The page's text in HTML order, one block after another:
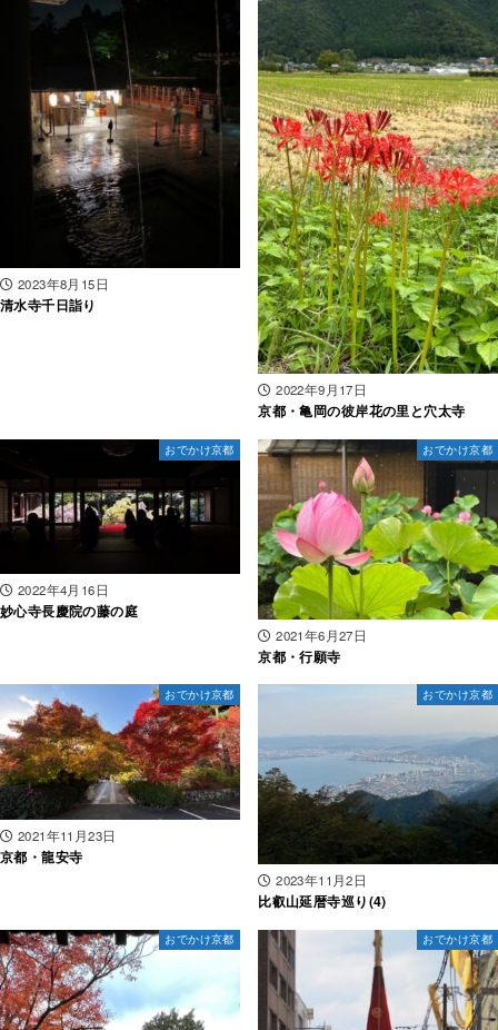
2023年8月15日
清水寺千日詣り
2022年9月17日
京都・亀岡の彼岸花の里と穴太寺
おでかけ京都
2022年4月16日
妙心寺長慶院の藤の庭
おでかけ京都
2021年6月27日
京都・行願寺
おでかけ京都
2021年11月23日
京都・龍安寺
おでかけ京都
2023年11月2日
比叡山延暦寺巡り(4)
おでかけ京都 おでかけ京都